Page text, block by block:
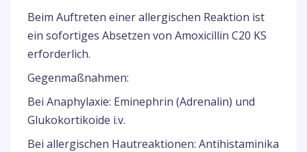
Beim Auftreten einer allergischen Reaktion ist
ein sofortiges Absetzen von Amoxicillin C20 KS
erforderlich.
Gegenmaßnahmen:
Bei Anaphylaxie: Eminephrin (Adrenalin) und
Glukokortikoide i.v.
Bei allergischen Hautreaktionen: Antihistaminika